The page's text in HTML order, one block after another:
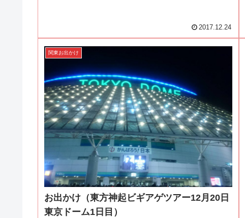
2017.12.24
関東お出かけ
お出かけ（東方神起ビギアゲツアー12月20日
東京ドーム1日目）